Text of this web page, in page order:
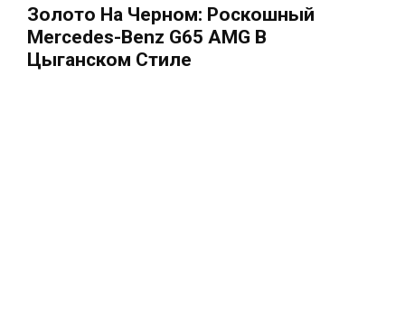
Золото На Черном: Роскошный
Mercedes-Benz G65 AMG В
Цыганском Стиле